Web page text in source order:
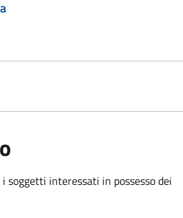
interessati in possesso dei